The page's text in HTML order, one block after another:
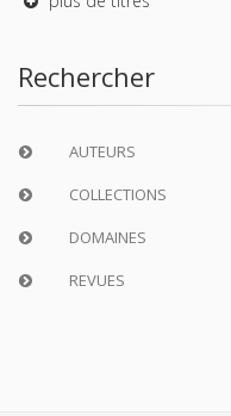
Rechercher
AUTEURS
COLLECTIONS
DOMAINES
REVUES